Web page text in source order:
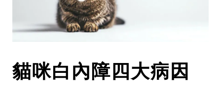
貓咪白內障四大病因